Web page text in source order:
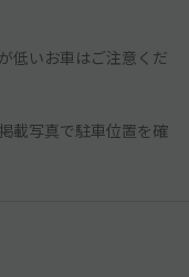
低いお車はご注意くだ
載写真で駐車位置を確